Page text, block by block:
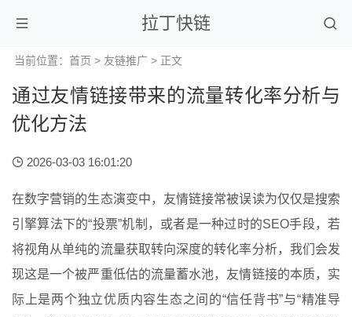
拉丁快链
当前位置： 首页 > 友链推广 > 正文
通过友情链接带来的流量转化率分析与
优化方法
2026-03-03 16:01:20
在数字营销的生态演变中，友情链接常被误读为仅仅是搜索
引擎算法下的“投票”机制，或者是一种过时的SEO手段，若
将视角从单纯的流量获取转向深度的转化率分析，我们会发
现这是一个被严重低估的流量蓄水池，友情链接的本质，实
际上是两个独立优质内容生态之间的“信任背书”与“精准导